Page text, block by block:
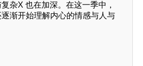
杂X 也在加深。在这一季中，
渐开始理解内心的情感与人与